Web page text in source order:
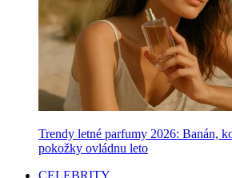
Trendy letné parfumy 2026: Banán,
pokožky ovládnu leto
CELEBRITY